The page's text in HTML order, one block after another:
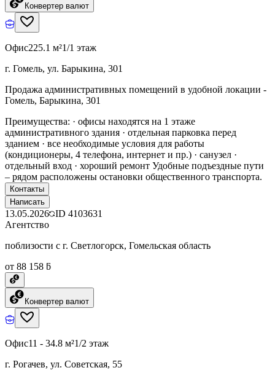
Конвертер валют
Офис225.1 м²1/1 этаж
г. Гомель, ул. Барыкина, 301
Продажа административных помещений в удобной локации -
Гомель, Барыкина, 301
Преимущества: · офисы находятся на 1 этаже
административного здания · отдельная парковка перед
зданием · все необходимые условия для работы
(кондиционеры, 4 телефона, интернет и пр.) · санузел ·
отдельный вход · хороший ремонт Удобные подъездные пути
– рядом расположены остановки общественного транспорта.
Контакты
Написать
13.05.2026 ID 4103631
Агентство
поблизости с г. Светлогорск, Гомельская область
от 88 158 ƃ
Конвертер валют
Офис11 - 34.8 м²1/2 этаж
г. Рогачев, ул. Советская, 55